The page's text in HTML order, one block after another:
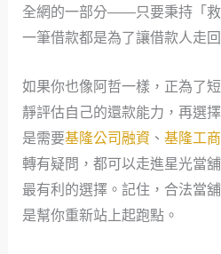
全網的一部分——只要秉持「
一筆借款都是為了讓借款人走
如果你也像阿哲一樣，正為了
靜評估自己的還款能力，再選
是需要基隆公司融資 、 基隆工
轉有疑問，都可以走進星光當
最有利的選擇。記住，合法當
是幫你重新站上起跑點。